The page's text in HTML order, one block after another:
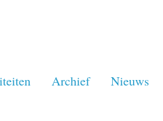
Archief Nieuws